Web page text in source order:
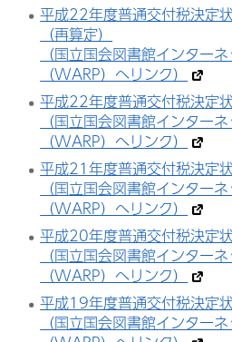
平成22年度普通交付税決定
（再算定）
（国立国会図書館インター
（WARP）へリンク）
平成22年度普通交付税決定
（国立国会図書館インター
（WARP）へリンク）
平成21年度普通交付税決定
（国立国会図書館インター
（WARP）へリンク）
平成20年度普通交付税決定
（国立国会図書館インター
（WARP）へリンク）
平成19年度普通交付税決定
（国立国会図書館インター